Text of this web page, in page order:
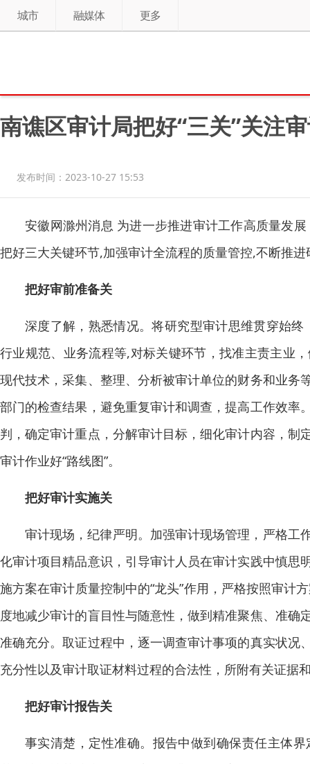
城市 融媒体 更多
南谯区审计局把好“三关”关注
发布时间：2023-10-27 15:53
安徽网滁州消息 为进一步推进审计工作高质量发
把好三大关键环节,加强审计全流程的质量管控,不断推
把好审前准备关
深度了解，熟悉情况。将研究型审计思维贯穿始
行业规范、业务流程等,对标关键环节，找准主责主业
现代技术，采集、整理、分析被审计单位的财务和业
部门的检查结果，避免重复审计和调查，提高工作效
判，确定审计重点，分解审计目标，细化审计内容，
审计作业好“路线图”。
把好审计实施关
审计现场，纪律严明。加强审计现场管理，严格工
化审计项目精品意识，引导审计人员在审计实践中慎
施方案在审计质量控制中的“龙头”作用，严格按照审计
度地减少审计的盲目性与随意性，做到精准聚焦、准
准确充分。取证过程中，逐一调查审计事项的真实状
充分性以及审计取证材料过程的合法性，所附有关证据
把好审计报告关
事实清楚，定性准确。报告中做到确保责任主体